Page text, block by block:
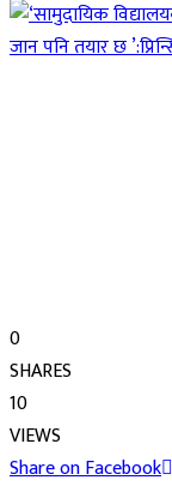
0
SHARES
10
VIEWS
Share on Facebook